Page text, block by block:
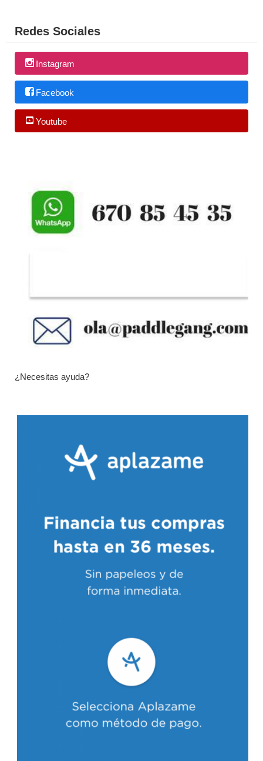
Redes Sociales
Instagram
Facebook
Youtube
¿Necesitas ayuda?